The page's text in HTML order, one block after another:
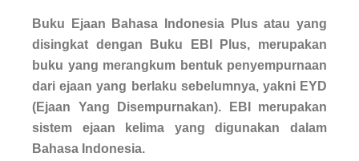
Buku Ejaan Bahasa Indonesia Plusatau yang
disingkat dengan Buku EBI Plus, merupakan
buku yang merangkum bentuk penyempurnaan
dari ejaan yang berlaku sebelumnya, yakni EYD
(Ejaan Yang Disempurnakan). EBI merupakan
sistem ejaan kelima yang digunakan dalam
Bahasa Indonesia.